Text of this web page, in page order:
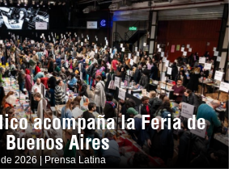
acompaña la Feria de
Aires
2026 | Prensa Latina